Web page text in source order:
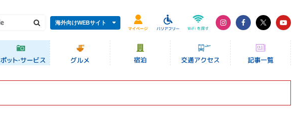
海外向けWEBサイト